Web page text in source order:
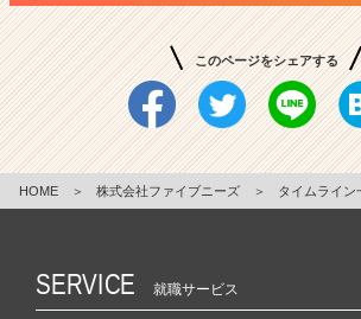
このページをシェアする
HOME ＞ 株式会社ファイブニーズ ＞ タイムライン
SERVICE 就職サービス